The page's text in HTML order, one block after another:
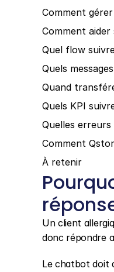
Comment
Comment aider
Quel flow
Quels
Quand
Quels KPI
Quelles erreurs
Comment
À retenir
Un client
donc répondre
Le chatbot doit